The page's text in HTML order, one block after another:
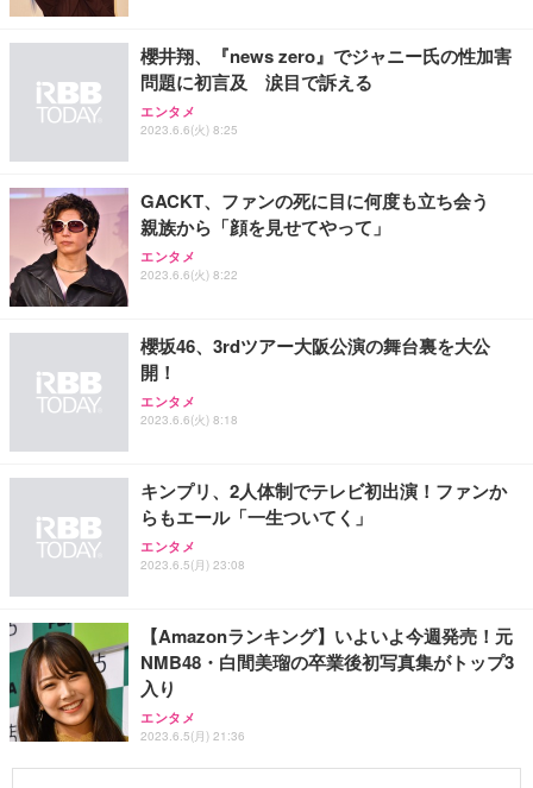
櫻井翔、『news zero』でジャニー氏の性加害
問題に初言及 涙目で訴える
エンタメ
2023.6.6(火) 8:25
GACKT、ファンの死に目に何度も立ち会う
親族から「顔を見せてやって」
エンタメ
2023.6.6(火) 8:22
櫻坂46、3rdツアー大阪公演の舞台裏を大公
開！
エンタメ
2023.6.6(火) 8:18
キンプリ、2人体制でテレビ初出演！ファンか
らもエール「一生ついてく」
エンタメ
2023.6.5(月) 23:08
【Amazonランキング】いよいよ今週発売！元
NMB48・白間美瑠の卒業後初写真集がトップ3
入り
エンタメ
2023.6.5(月) 21:36